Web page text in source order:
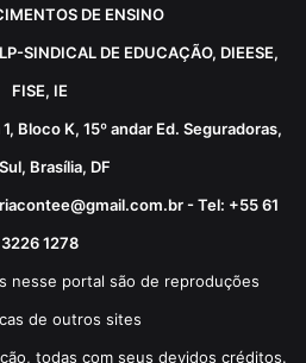
DE ENSINO
SINDICAL DE EDUCAÇÃO, DIEESE,
FISE, IE
Bloco K, 15º andar Ed. Seguradoras,
Brasília, DF
- Tel: +55 61
3226 1278
nesse portal são de reproduções
de outros sites
todas com seus devidos créditos.